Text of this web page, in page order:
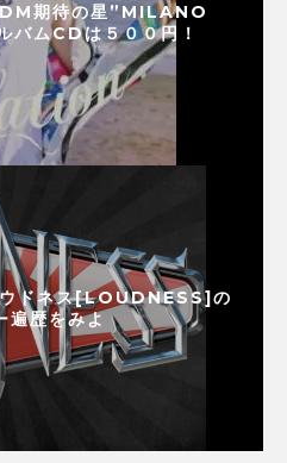
期待の星”MILANO
バムCDは５００円！
ウドネス[LOUDNESS]の
遍歴をみよ